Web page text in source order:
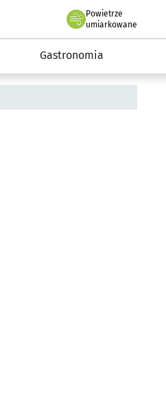
Powietrze
we Wrocławiu
umiarkowane
Gastronomia